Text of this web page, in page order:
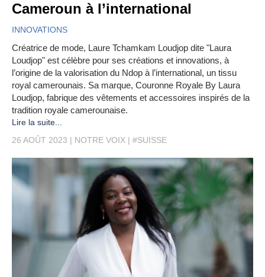
Cameroun à l’international
INNOVATIONS
Créatrice de mode, Laure Tchamkam Loudjop dite "Laura
Loudjop" est célèbre pour ses créations et innovations, à
l’origine de la valorisation du Ndop à l’international, un tissu
royal camerounais. Sa marque, Couronne Royale By Laura
Loudjop, fabrique des vêtements et accessoires inspirés de la
tradition royale camerounaise.
Lire la suite...
26 AOÛT 2023
NOTRE VOIX #SUISSE